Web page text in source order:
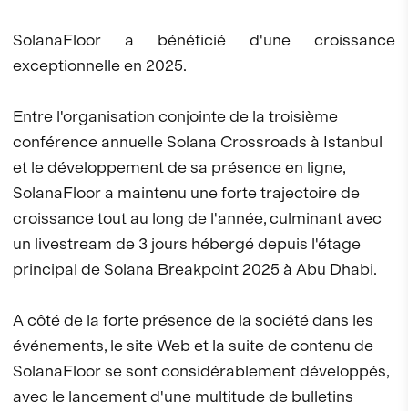
SolanaFloor a bénéficié d'une croissance
exceptionnelle en 2025.
Entre l'organisation conjointe de la troisième
conférence annuelle Solana Crossroads à Istanbul
et le développement de sa présence en ligne,
SolanaFloor a maintenu une forte trajectoire de
croissance tout au long de l'année, culminant avec
un livestream de 3 jours hébergé depuis l'étage
principal de Solana Breakpoint 2025 à Abu Dhabi.
A côté de la forte présence de la société dans les
événements, le site Web et la suite de contenu de
SolanaFloor se sont considérablement développés,
avec le lancement d'une multitude de bulletins